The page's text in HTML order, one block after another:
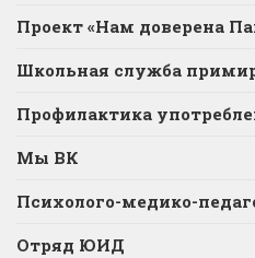
Проект «Нам доверена
Школьная служба
Профилактика
Мы ВК
Психолого-медико-
Отряд ЮИД